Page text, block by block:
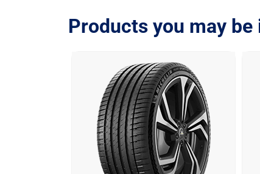
Products you may